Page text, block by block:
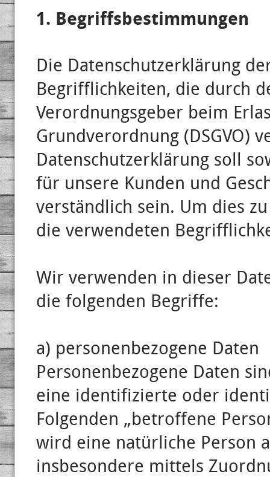
1. Begriffsbestimmungen
Die Datenschutzerklärung
Begrifflichkeiten, die durch
Verordnungsgeber beim
Grundverordnung (DSGVO)
Datenschutzerklärung soll
für unsere Kunden und
verständlich sein. Um dies
die verwendeten
Wir verwenden in dieser
die folgenden Begriffe:
a) personenbezogene Daten
Personenbezogene Daten
eine identifizierte oder
Folgenden „betroffene
wird eine natürliche Person
insbesondere mittels